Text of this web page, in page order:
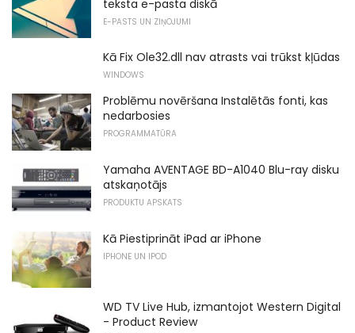
teksta e-pasta diskā
E-PASTS UN ZIŅOJUMI
Kā Fix Ole32.dll nav atrasts vai trūkst kļūdas
WINDOWS
Problēmu novēršana Instalētās fonti, kas
nedarbosies
PROGRAMMATŪRA
Yamaha AVENTAGE BD-A1040 Blu-ray disku
atskaņotājs
PRODUKTU APSKATS
Kā Piestiprināt iPad ar iPhone
IPHONE UN IPOD
WD TV Live Hub, izmantojot Western Digital
- Product Review